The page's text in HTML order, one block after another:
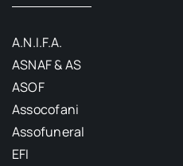
A.N.I.F.A.
ASNAF & AS
ASOF
Assocofani
Assofuneral
EFI